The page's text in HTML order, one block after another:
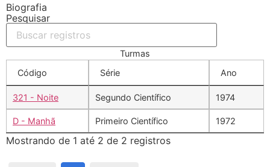
Biografia
Pesquisar
Turmas
Código
Série Ano
321 - Noite Segundo Científico 1974
D - Manhã Primeiro Científico 1972
Mostrando de 1 até 2 de 2 registros